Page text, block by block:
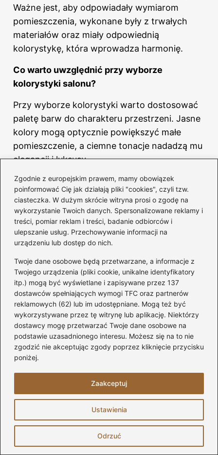
Zgodnie z europejskim prawem, mamy obowiązek
poinformować Cię jak działają pliki "cookies", czyli tzw.
ciasteczka. W dużym skrócie witryna prosi o zgodę na
wykorzystanie Twoich danych. Spersonalizowane reklamy i
treści, pomiar reklam i treści, badanie odbiorców i
ulepszanie usług. Przechowywanie informacji na
urządzeniu lub dostęp do nich.
Twoje dane osobowe będą przetwarzane, a informacje z
Twojego urządzenia (pliki cookie, unikalne identyfikatory
itp.) mogą być wyświetlane i zapisywane przez 137
dostawców spełniających wymogi TFC oraz partnerów
reklamowych (62) lub im udostępniane. Mogą też być
wykorzystywane przez tę witrynę lub aplikację. Niektórzy
dostawcy mogę przetwarzać Twoje dane osobowe na
podstawie uzasadnionego interesu. Możesz się na to nie
zgodzić nie akceptując zgody poprzez kliknięcie przycisku
poniżej.
Ustawienia
Odrzuć
Zaakceptuj
Ważne jest, aby odpowiadały wymiarom
pomieszczenia, wykonane były z trwałych
materiałów oraz miały odpowiednią
kolorystykę, która wprowadza harmonię.
Co warto uwzględnić przy wyborze
kolorystyki salonu?
Przy wyborze kolorystyki warto dostosować
paletę barw do charakteru przestrzeni. Jasne
kolory mogą optycznie powiększyć małe
pomieszczenie, a ciemne tonacje nadadzą mu
elegancji i luksusu.
Jakie dodatki mogą uatrakcyjnić wystrój
salonu?
Dodatki, takie jak stylowe zasłony, poduszki,
dywany czy dekoracje ścienne, mogą ożywić
przestrzeń i nadać jej charakteru. Różnorodne
tekstury oraz drobne detale, jak ramki na
zdjęcia czy świeczniki, również mają duże
znaczenie.
Dlaczego meble systemowe są dobrym
wyborem do małych mieszkań?
Meble systemowe są elastyczne, pozwalają na
dowolne łączenie oraz konfigurowanie
wykorzystanie dostępnej przestrzeni. Oferują
również przemyślane rozwiązania do
przechowywania, co jest kluczowe w małych
wnętrzach.
Jakie materiały są najlepsze do mebli w